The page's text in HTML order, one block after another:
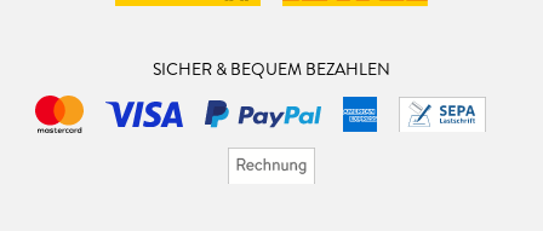
SICHER & BEQUEM BEZAHLEN